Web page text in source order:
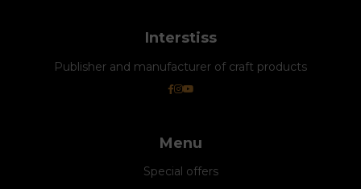
Interstiss
Publisher and manufacturer of craft products
Menu
Special offers